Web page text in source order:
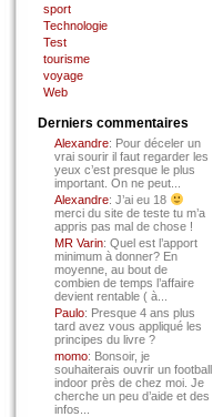
sport
Technologie
Test
tourisme
voyage
Web
Derniers commentaires
Alexandre: Pour déceler un
vrai sourir il faut regarder les
yeux c’est presque le plus
important. On ne peut...
Alexandre: J’ai eu 18
merci du site de teste tu m’a
appris pas mal de chose !
MR Varin: Quel est l’apport
minimum à donner? En
moyenne, au bout de
combien de temps l’affaire
devient rentable ( à...
Paulo: Presque 4 ans plus
tard avez vous appliqué les
principes du livre ?
momo: Bonsoir, je
souhaiterais ouvrir un football
indoor près de chez moi. Je
cherche un peu d’aide et des
infos...